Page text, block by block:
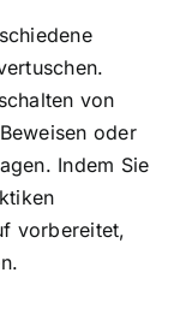
von
oder
Indem Sie
vorbereitet,